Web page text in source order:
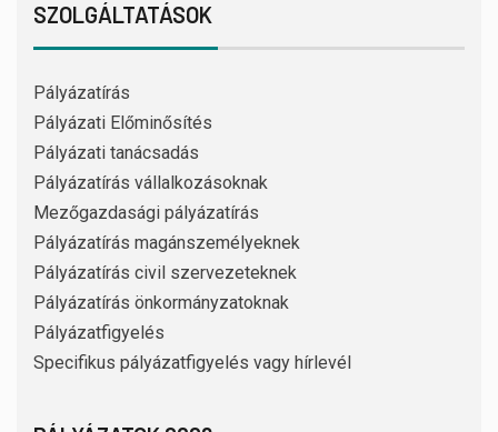
SZOLGÁLTATÁSOK
Pályázatírás
Pályázati Előminősítés
Pályázati tanácsadás
Pályázatírás vállalkozásoknak
Mezőgazdasági pályázatírás
Pályázatírás magánszemélyeknek
Pályázatírás civil szervezeteknek
Pályázatírás önkormányzatoknak
Pályázatfigyelés
Specifikus pályázatfigyelés vagy hírlevél